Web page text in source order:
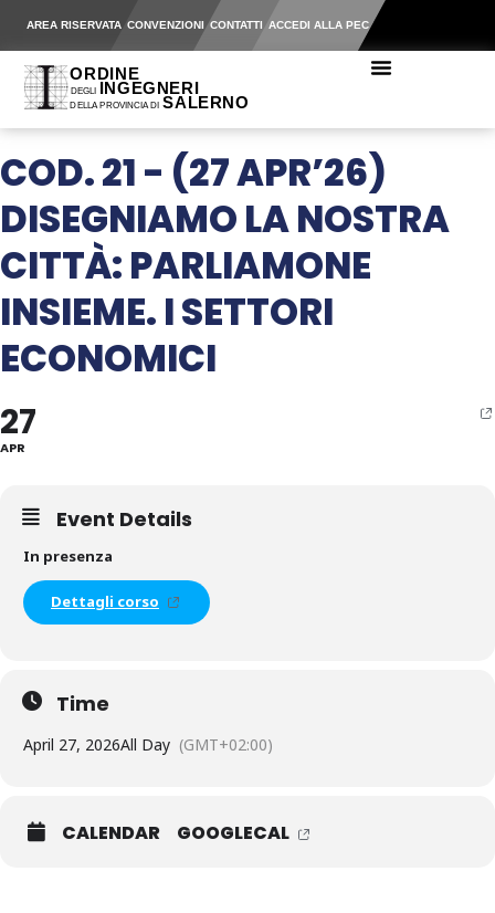
AREA RISERVATA CONVENZIONI CONTATTI ACCEDI ALLA PEC
COD. 21 - (27 APR’26)
DISEGNIAMO LA NOSTRA
CITTÀ: PARLIAMONE
INSIEME. I SETTORI
ECONOMICI
27
APR
Event Details
In presenza
Dettagli corso
Time
April 27, 2026All Day (GMT+02:00)
CALENDAR GOOGLECAL